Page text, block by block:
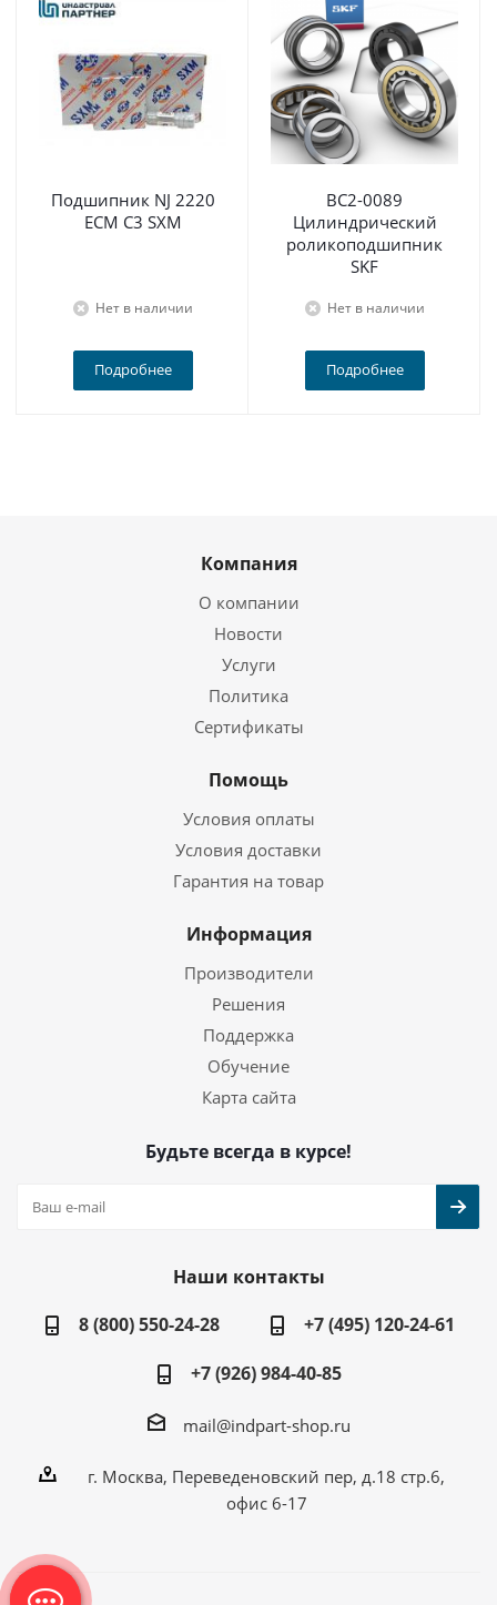
Подшипник NJ 2220
ECM C3 SXM
Нет в наличии
Подробнее
BC2-0089
Цилиндрический
роликоподшипник
SKF
Нет в наличии
Подробнее
Компания
О компании
Новости
Услуги
Политика
Сертификаты
Помощь
Условия оплаты
Условия доставки
Гарантия на товар
Информация
Производители
Решения
Поддержка
Обучение
Карта сайта
Будьте всегда в курсе!
Наши контакты
8 (800) 550-24-28
+7 (495) 120-24-61
+7 (926) 984-40-85
mail@indpart-shop.ru
г. Москва, Переведеновский пер, д.18 стр.6,
офис 6-17